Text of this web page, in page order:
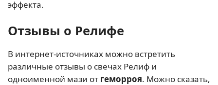
эффекта.
Отзывы о Релифе
В интернет-источниках можно встретить
различные отзывы о свечах Релиф и
одноименной мази от геморроя. Можно сказать,